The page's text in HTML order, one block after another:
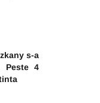
s-a
Peste 4